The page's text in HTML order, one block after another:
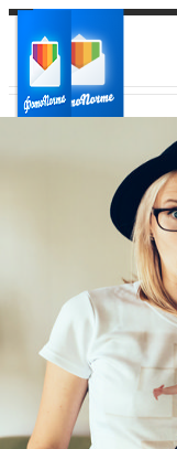
Ваш регион доставки
Выберите из списка: